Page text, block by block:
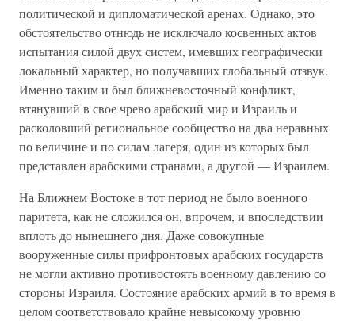
политической и дипломатической аренах. Однако, это
обстоятельство отнюдь не исключало косвенных актов
испытания силой двух систем, имевших географически
локальный характер, но получавших глобальный отзвук.
Именно таким и был ближневосточный конфликт,
втянувший в свое чрево арабский мир и Израиль и
расколовший региональное сообщество на два неравных
по величине и по силам лагеря, один из которых был
представлен арабскими странами, а другой — Израилем.
На Ближнем Востоке в тот период не было военного
паритета, как не сложился он, впрочем, и впоследствии
вплоть до нынешнего дня. Даже совокупные
вооруженные силы прифронтовых арабских государств
не могли активно противостоять военному давлению со
стороны Израиля. Состояние арабских армий в то время в
целом соответствовало крайне невысокому уровню